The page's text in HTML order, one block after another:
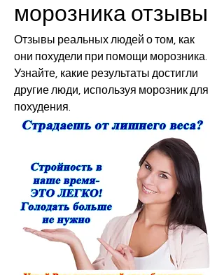
морозника отзывы
Отзывы реальных людей о том, как
они похудели при помощи морозника.
Узнайте, какие результаты достигли
другие люди, используя морозник для
похудения.